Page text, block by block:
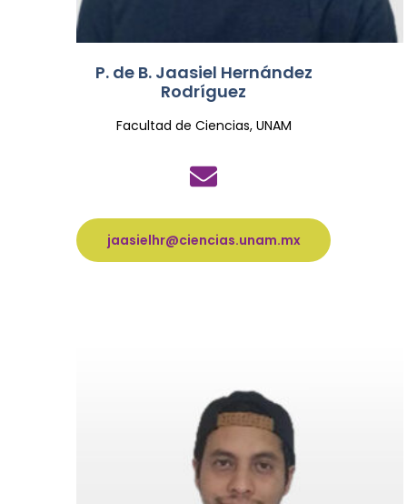
P. de B. Jaasiel Hernández
Rodríguez
Facultad de Ciencias, UNAM
jaasielhr@ciencias.unam.mx